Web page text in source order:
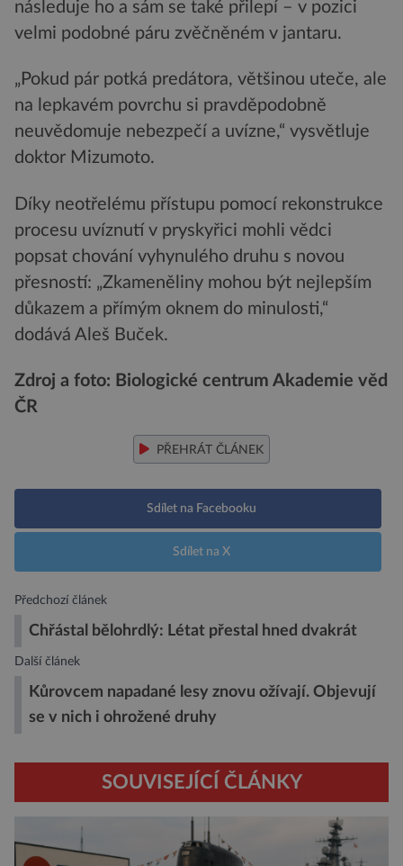
následuje ho a sám se také přilepí – v pozici
velmi podobné páru zvěčněném v jantaru.
„Pokud pár potká predátora, většinou uteče, ale
na lepkavém povrchu si pravděpodobně
neuvědomuje nebezpečí a uvízne,“ vysvětluje
doktor Mizumoto.
Díky neotřelému přístupu pomocí rekonstrukce
procesu uvíznutí v pryskyřici mohli vědci
popsat chování vyhynulého druhu s novou
přesností: „Zkameněliny mohou být nejlepším
důkazem a přímým oknem do minulosti,“
dodává Aleš Buček.
Zdroj a foto: Biologické centrum Akademie věd
ČR
PŘEHRÁT ČLÁNEK
Sdílet na Facebooku
Sdílet na X
Předchozí článek
Chřástal bělohrdlý: Létat přestal hned dvakrát
Další článek
Kůrovcem napadané lesy znovu ožívají. Objevují
se v nich i ohrožené druhy
SOUVISEJÍCÍ ČLÁNKY